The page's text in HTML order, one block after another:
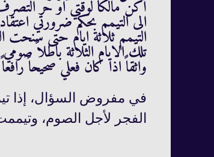
أكن مالكاً لوقتي او حر
الى التيمم بحكم ضرورتي
التيمم ثلاثة ايام حتى
تلك الايام الثلاثة باطلاً
واثقاً اذا كان فعلي صحيحاً
في مفروض السؤال، إذا
الفجر لأجل الصوم،